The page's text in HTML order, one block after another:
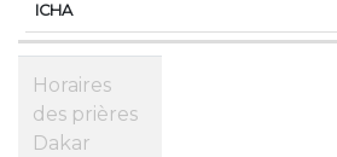
Horaires
des prières
Dakar